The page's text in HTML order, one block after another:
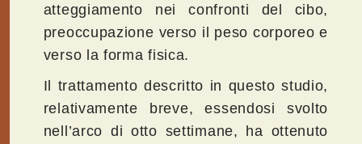
atteggiamento nei confronti del cibo,
preoccupazione verso il peso corporeo e
verso la forma fisica.
Il trattamento descritto in questo studio,
relativamente breve, essendosi svolto
nell’arco di otto settimane, ha ottenuto